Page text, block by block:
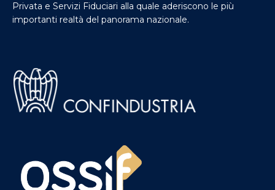
Privata e Servizi Fiduciari alla quale aderiscono le più
importanti realtà del panorama nazionale.